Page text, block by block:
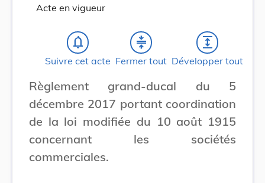
Acte en vigueur
notifications_none
Suivre cet acte
compress
Fermer tout
expand
Développer tout
Règlement grand-ducal du 5
décembre 2017 portant coordination
de la loi modifiée du 10 août 1915
concernant les sociétés
commerciales.